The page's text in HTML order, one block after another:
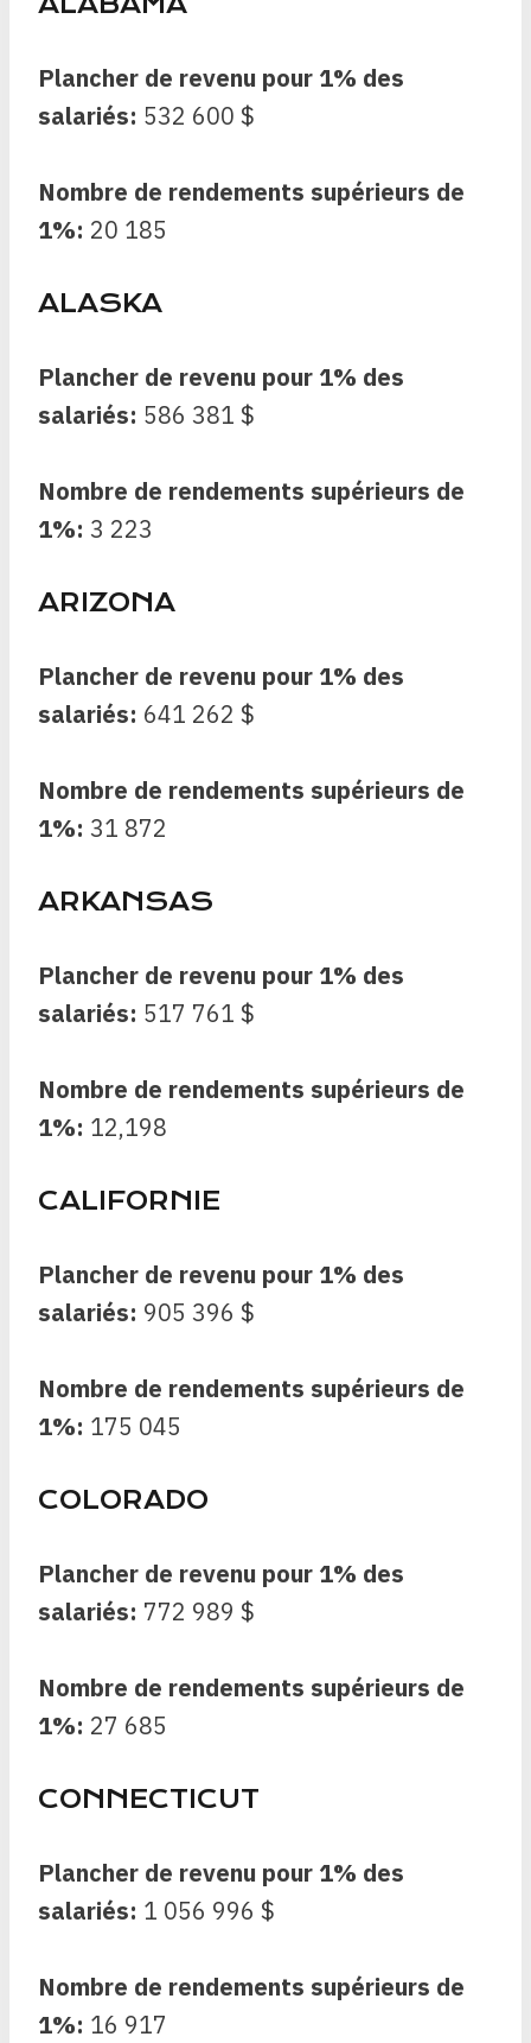
Plancher de revenu pour 1% des
salariés: 532 600 $
Nombre de rendements supérieurs de
1%: 20 185
ALASKA
Plancher de revenu pour 1% des
salariés: 586 381 $
Nombre de rendements supérieurs de
1%: 3 223
ARIZONA
Plancher de revenu pour 1% des
salariés: 641 262 $
Nombre de rendements supérieurs de
1%: 31 872
ARKANSAS
Plancher de revenu pour 1% des
salariés: 517 761 $
Nombre de rendements supérieurs de
1%: 12,198
CALIFORNIE
Plancher de revenu pour 1% des
salariés: 905 396 $
Nombre de rendements supérieurs de
1%: 175 045
COLORADO
Plancher de revenu pour 1% des
salariés: 772 989 $
Nombre de rendements supérieurs de
1%: 27 685
CONNECTICUT
Plancher de revenu pour 1% des
salariés: 1 056 996 $
Nombre de rendements supérieurs de
1%: 16 917